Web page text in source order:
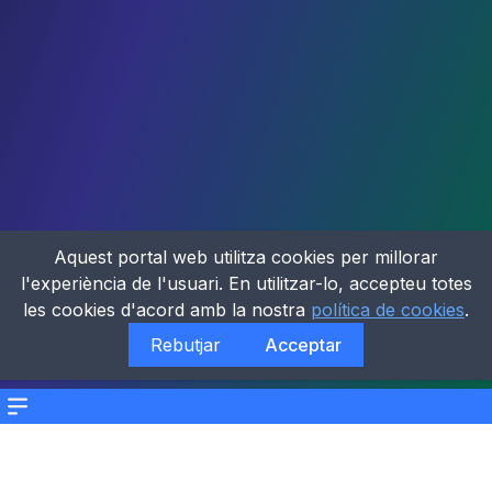
Menu
Aquest portal web utilitza cookies per millorar
l'experiència de l'usuari. En utilitzar-lo, accepteu totes
les cookies d'acord amb la nostra política de cookies.
Rebutjar
Acceptar